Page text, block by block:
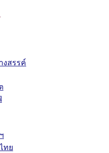
สรรค์
ทย